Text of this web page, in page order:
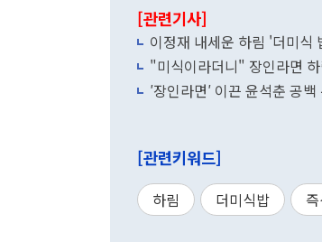
[관련기사]
이정재 내세운 하림 '더미
"미식이라더니" 장인라면
′장인라면′ 이끈 윤석춘 공
[관련키워드]
하림 더미식밥